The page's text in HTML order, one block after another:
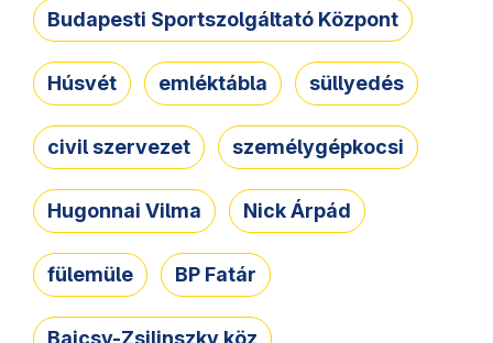
Budapesti Sportszolgáltató Központ
Húsvét emléktábla süllyedés
civil szervezet személygépkocsi
Hugonnai Vilma Nick Árpád
fülemüle BP Fatár
Bajcsy-Zsilinszky köz